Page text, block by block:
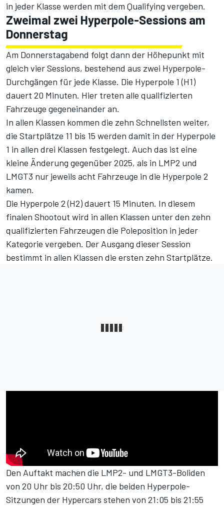
in jeder Klasse werden mit dem Qualifying vergeben.
Zweimal zwei Hyperpole-Sessions am
Donnerstag
Am Donnerstagabend folgt dann der Höhepunkt mit
gleich vier Sessions, bestehend aus zwei Hyperpole-
Durchgängen für jede Klasse. Die Hyperpole 1 (H1)
dauert 20 Minuten. Hier treten alle qualifizierten
Fahrzeuge gegeneinander an.
In allen Klassen kommen die zehn Schnellsten weiter,
die Startplätze 11 bis 15 werden damit in der Hyperpole
1 in allen drei Klassen festgelegt. Auch das ist eine
kleine Änderung gegenüber 2025, als in LMP2 und
LMGT3 nur jeweils acht Fahrzeuge in die Hyperpole 2
kamen.
Die Hyperpole 2 (H2) dauert 15 Minuten. In diesem
finalen Shootout wird in allen Klassen unter den zehn
qualifizierten Fahrzeugen die Poleposition in jeder
Kategorie vergeben. Der Ausgang dieser Session
bestimmt in allen Klassen die ersten zehn Startplätze.
Den Auftakt machen die LMP2- und LMGT3-Boliden
von 20 Uhr bis 20:50 Uhr, die beiden Hyperpole-
Sitzungen der Hypercars stehen von 21:05 bis 21:55